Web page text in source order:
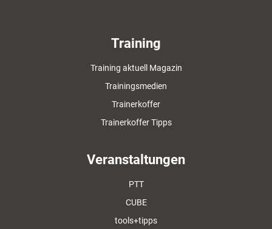
Training
Training aktuell Magazin
Trainingsmedien
Trainerkoffer
Trainerkoffer Tipps
Veranstaltungen
PTT
CUBE
tools+tipps